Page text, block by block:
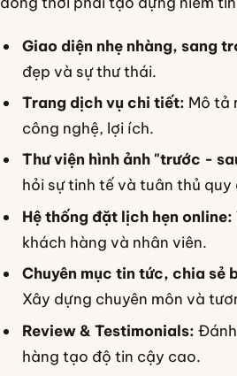
Giao diện nhẹ nhàng, sang
đẹp và sự thư thái.
Trang dịch vụ chi tiết: Mô tả
công nghệ, lợi ích.
Thư viện hình ảnh "trước -
hỏi sự tinh tế và tuân thủ quy
Hệ thống đặt lịch hẹn online:
khách hàng và nhân viên.
Chuyên mục tin tức, chia sẻ
Xây dựng chuyên môn và
Review & Testimonials:
hàng tạo độ tin cậy cao.